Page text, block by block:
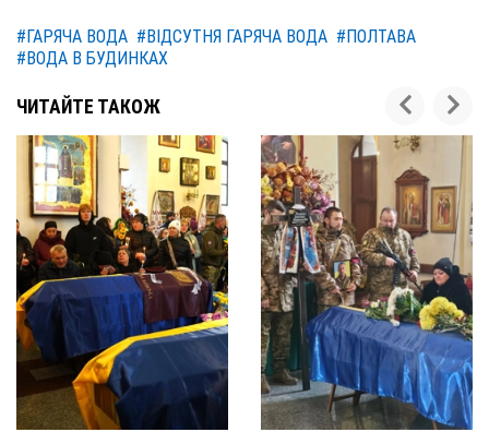
#ГАРЯЧА ВОДА #ВІДСУТНЯ ГАРЯЧА ВОДА #ПОЛТАВА
#ВОДА В БУДИНКАХ
ЧИТАЙТЕ ТАКОЖ